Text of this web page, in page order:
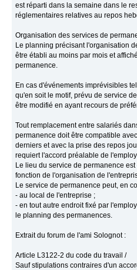
est réparti dans la semaine dans le
réglementaires relatives au repos
Organisation des services de
Le planning précisant l'organisation
être établi au moins par mois et
permanence.
En cas d'événements imprévisibles
qu'en soit le motif, prévu de service
être modifié en ayant recours de
Tout remplacement entre salariés
permanence doit être compatible
derniers et avec la prise des repos
requiert l'accord préalable de
Le lieu du service de permanence
fonction de l'organisation de
Le service de permanence peut, en
- au local de l'entreprise ;
- en tout autre endroit fixé par
le planning des permanences.
Extrait du forum de l'ami Solognot :
Article L3122-2 du code du travail /
Sauf stipulations contraires d'un